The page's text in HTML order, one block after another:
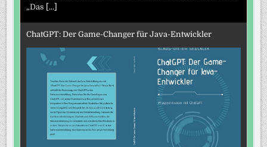
„Das
[...]
ChatGPT: Der Game-Changer für Java-Entwickler